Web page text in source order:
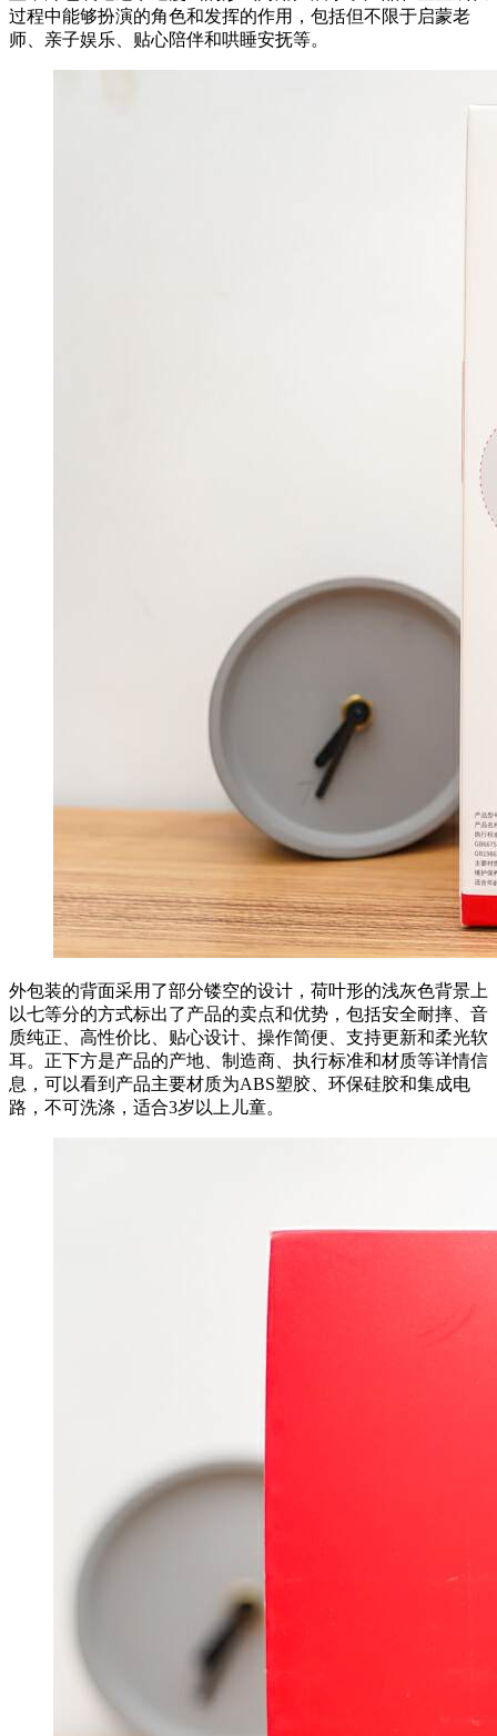
过程中能够扮演的角色和发挥的作用，包括但不限于启蒙老
师、亲子娱乐、贴心陪伴和哄睡安抚等。
外包装的背面采用了部分镂空的设计，荷叶形的浅灰色背景上
以七等分的方式标出了产品的卖点和优势，包括安全耐摔、音
质纯正、高性价比、贴心设计、操作简便、支持更新和柔光软
耳。正下方是产品的产地、制造商、执行标准和材质等详情信
息，可以看到产品主要材质为ABS塑胶、环保硅胶和集成电
路，不可洗涤，适合3岁以上儿童。